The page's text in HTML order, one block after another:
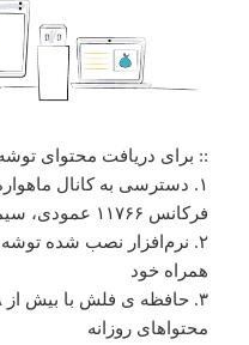
:: برای دریافت محتوای توشه
۱. دسترسی به کانال
فرکانس ۱۱۷۶۶ عمودی، سیمبل ریت ۲۷۵۰۰
۲. نرم‌افزار نصب شده توشه
همراه خود
محتواهای روزانه